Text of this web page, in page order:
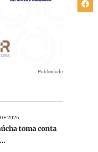
Publicidade
2026
toma conta